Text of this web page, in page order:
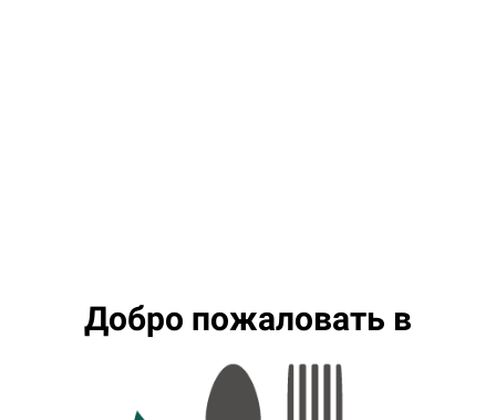
Добро пожаловать в